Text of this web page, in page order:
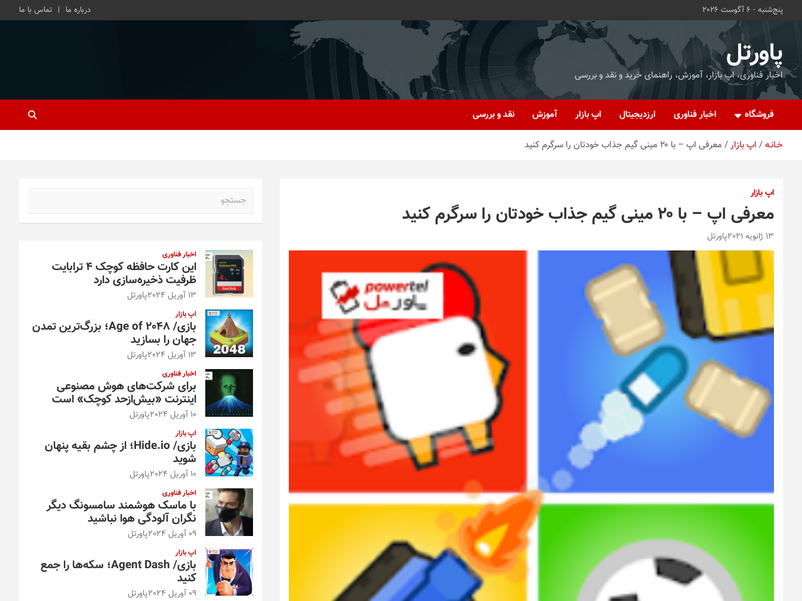
پنج‌شنبه - 6 آگوست 2026 درباره ما تماس با ما
پاورتل
اخبار فناوری، اپ بازار، آموزش، راهنمای خرید و نقد و بررسی
فروشگاه اخبار فناوری ارزدیجیتال اپ بازار آموزش نقد و بررسی
خـانـه اپ بازار معرفی اپ – با ۲۰ مینی گیم جذاب خودتان را سرگرم کنید
اپ بازار
معرفی اپ – با ۲۰ مینی گیم جذاب خودتان را سرگرم کنید
13 ژانویه 2021 پاورتل
اخبار فناوری
این کارت حافظه کوچک ۴ ترابایت
ظرفیت ذخیره‌سازی دارد
13 آوریل 2024 پاورتل
اپ بازار
بازی/ Age of 2048؛ بزرگ‌ترین تمدن
جهان را بسازید
13 آوریل 2024 پاورتل
اخبار فناوری
برای شرکت‌های هوش مصنوعی
اینترنت «بیش‌از‌حد کوچک» است
10 آوریل 2024 پاورتل
اپ بازار
بازی/ Hide.io؛ از چشم بقیه پنهان
شوید
10 آوریل 2024 پاورتل
اخبار فناوری
با ماسک هوشمند سامسونگ دیگر
نگران آلودگی هوا نباشید
09 آوریل 2024 پاورتل
اپ بازار
بازی/ Agent Dash؛ سکه‌ها را جمع
کنید
09 آوریل 2024 پاورتل